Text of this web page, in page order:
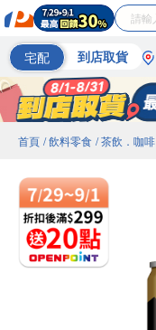
宅配 到店取貨
首頁 / 飲料零食 / 茶飲．咖啡